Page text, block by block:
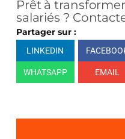
Prêt à
salariés ?
Partager sur :
LINKEDIN
WHATSAPP EMAIL